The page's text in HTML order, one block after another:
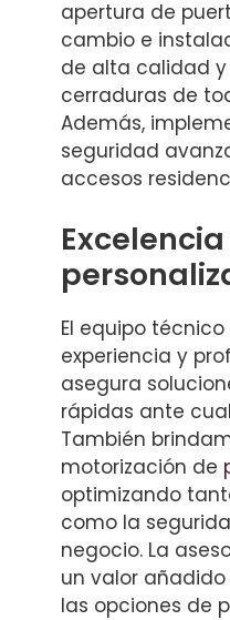
apertura de
cambio e
de alta calidad
cerraduras de
Además,
seguridad
accesos
El equipo
experiencia y
asegura
rápidas ante
También
motorización de
optimizando
como la
negocio. La
un valor
las opciones de